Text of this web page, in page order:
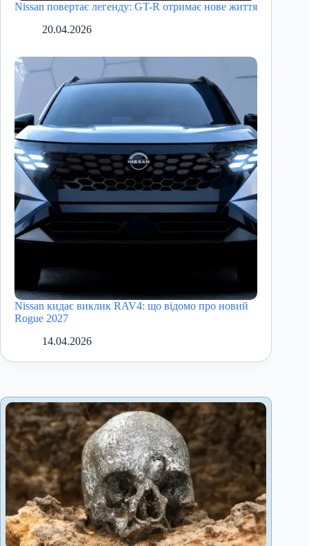
Nissan повертає легенду: GT-R отримає нове життя
20.04.2026
Nissan кидає виклик RAV4: що відомо про новий
Rogue 2027
14.04.2026